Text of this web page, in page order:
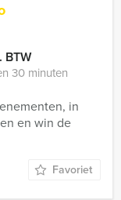
BTW
30 minuten
in
en win de
Favoriet